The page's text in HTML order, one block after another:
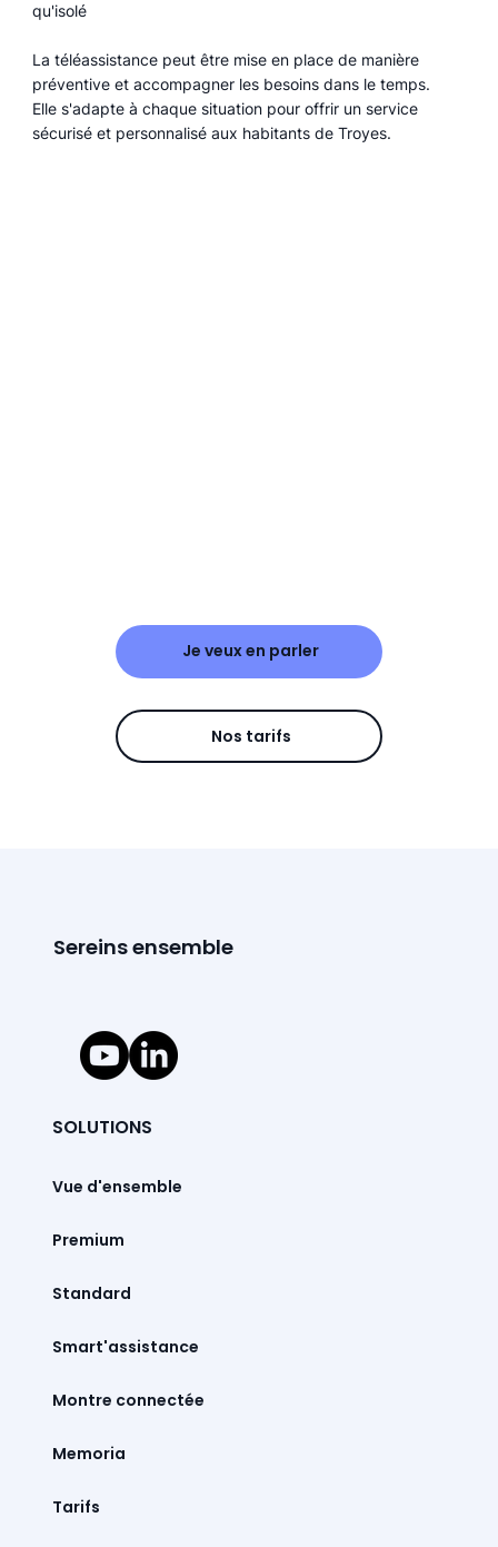
Je veux en parler
Nos tarifs
qu'isolé
La téléassistance peut être mise en place de manière
préventive et accompagner les besoins dans le temps.
Elle s'adapte à chaque situation pour offrir un service
sécurisé et personnalisé aux habitants de Troyes.
Sereins ensemble
SOLUTIONS
Vue d'ensemble
Premium
Standard
Smart'assistance
Montre connectée
Memoria
Tarifs